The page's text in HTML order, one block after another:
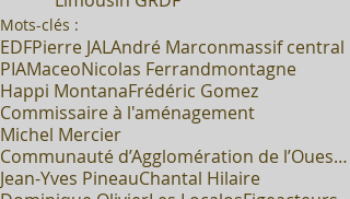
Mots-clés :
EDFPierre JALAndré Marconmassif central
PIAMaceoNicolas Ferrandmontagne
Happi MontanaFrédéric Gomez
Commissaire à l'aménagement
Michel Mercier
Communauté d’Agglomération de l’Ouest Rhodanien
Jean-Yves PineauChantal Hilaire